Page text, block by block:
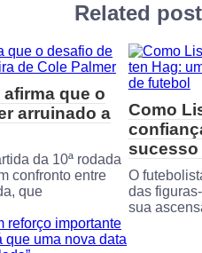
Related
que o
arruinado a
da 10ª rodada
confronto entre
que
Como
sucesso
O
das
sua